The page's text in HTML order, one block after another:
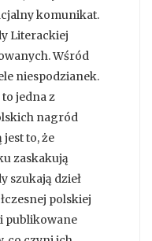
komunikat.
Literackiej
Wśród
niespodzianek.
jedna z
nagród
to, że
zaskakują
szukają dzieł
polskiej
publikowane